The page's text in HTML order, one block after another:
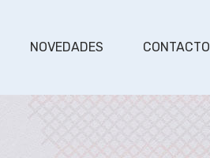
NOVEDADES CONTACTO